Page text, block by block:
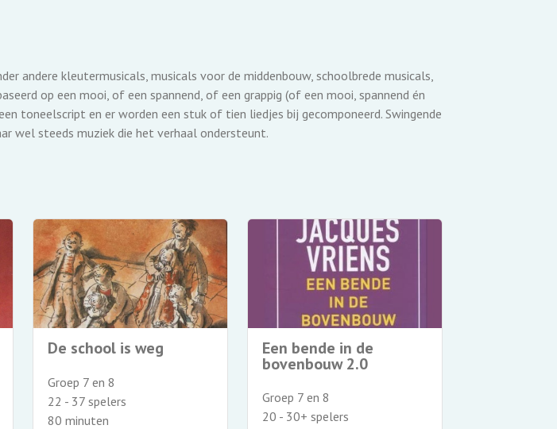
andere kleutermusicals, musicals voor de middenbouw, schoolbrede musicals,
op een mooi, of een spannend, of een grappig (of een mooi, spannend én
toneelscript en er worden een stuk of tien liedjes bij gecomponeerd. Swingende
wel steeds muziek die het verhaal ondersteunt.
De school is weg
Groep 7 en 8
22 - 37 spelers
80 minuten
Een bende in de
bovenbouw 2.0
Groep 7 en 8
20 - 30+ spelers